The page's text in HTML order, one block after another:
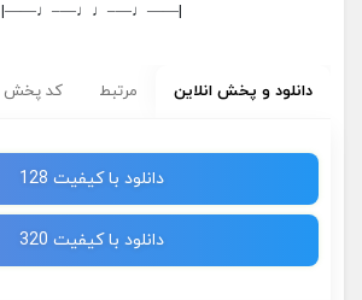
|——♩—–♩♩—–♩——|
دانلود و پخش انلاین مرتبط کد پخش
دانلود با کیفیت 128
دانلود با کیفیت 320